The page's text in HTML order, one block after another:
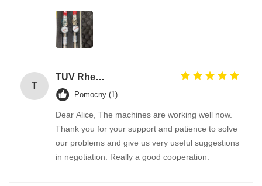
T
TUV Rheinland
Pomocny (1)
Dear Alice, The machines are working well now.
Thank you for your support and patience to solve
our problems and give us very useful suggestions
in negotiation. Really a good cooperation.